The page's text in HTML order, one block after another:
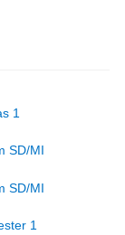
1
SD/MI
SD/MI
1